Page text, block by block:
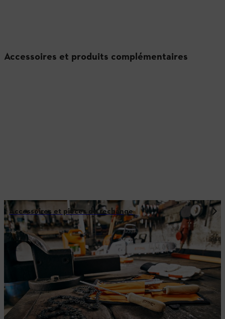
Accessoires et produits complémentaires
Accessoires et pièces de rechange